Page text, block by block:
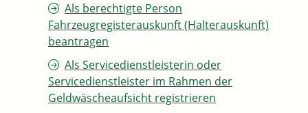
Als berechtigte Person
Fahrzeugregisterauskunft (Halterauskunft)
beantragen
Als Servicedienstleisterin oder
Servicedienstleister im Rahmen der
Geldwäscheaufsicht registrieren